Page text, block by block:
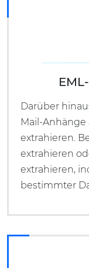
Darüber
Mail-Anhänge
extrahieren.
extrahieren
extrahieren,
bestimmter